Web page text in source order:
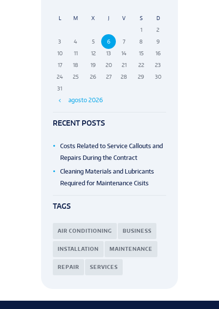
agosto 2026
L M X J V S D
1
2
3
4 5 6 7 8
9
10
11 12 13 14 15
16
17
18 19 20 21 22
23
24
25 26 27 28 29
30
31
RECENT POSTS
Costs Related to Service Callouts and
Repairs During the Contract
Cleaning Materials and Lubricants
Required for Maintenance Cisits
TAGS
AIR CONDITIONING BUSINESS
INSTALLATION MAINTENANCE
REPAIR SERVICES